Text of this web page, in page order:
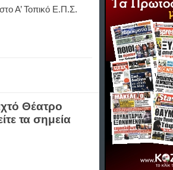
Α’ Τοπικό Ε.Π.Σ.
Θέατρο
τα σημεία